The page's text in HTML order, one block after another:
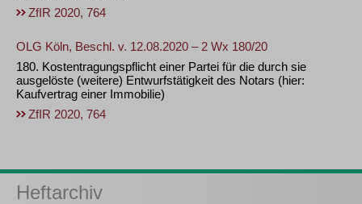
ZfIR 2020, 764
OLG Köln, Beschl. v. 12.08.2020 – 2 Wx 180/20
180. Kostentragungspflicht einer Partei für die durch sie
ausgelöste (weitere) Entwurfstätigkeit des Notars (hier:
Kaufvertrag einer Immobilie)
ZfIR 2020, 764
Heftarchiv